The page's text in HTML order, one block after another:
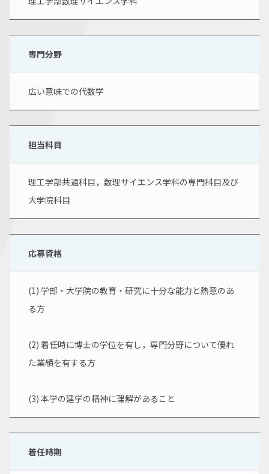
専門分野
広い意味での代数学
担当科目
理工学部共通科目，数理サイエンス学科の専門科目及び
大学院科目
応募資格
(1) 学部・大学院の教育・研究に十分な能力と熱意のあ
る方
(2) 着任時に博士の学位を有し，専門分野について優れ
た業績を有する方
(3) 本学の建学の精神に理解があること
着任時期